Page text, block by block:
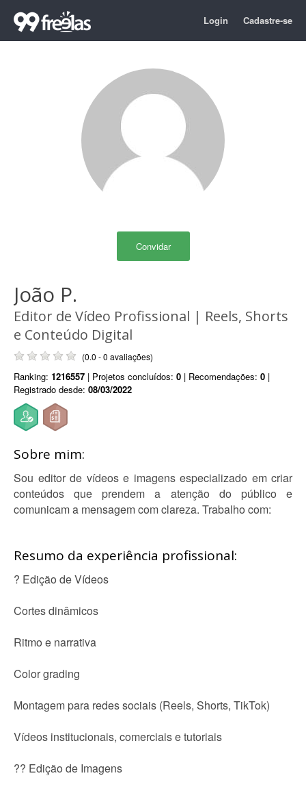
Login Cadastre-se
Convidar
João P.
Editor de Vídeo Profissional | Reels, Shorts
e Conteúdo Digital
(0.0 - 0 avaliações)
Ranking: 1216557 | Projetos concluídos: 0 | Recomendações: 0 |
Registrado desde: 08/03/2022
Sobre mim:
Sou editor de vídeos e imagens especializado em criar
conteúdos que prendem a atenção do público e
comunicam a mensagem com clareza. Trabalho com:
Resumo da experiência profissional:
? Edição de Vídeos
Cortes dinâmicos
Ritmo e narrativa
Color grading
Montagem para redes sociais (Reels, Shorts, TikTok)
Vídeos institucionais, comerciais e tutoriais
?? Edição de Imagens